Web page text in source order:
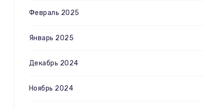
Февраль 2025
Январь 2025
Декабрь 2024
Ноябрь 2024